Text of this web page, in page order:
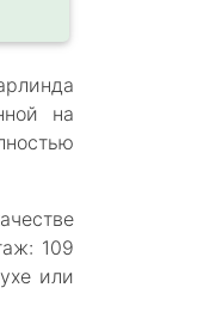
на
109
или